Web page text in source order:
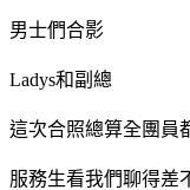
男士們合影
Ladys和副總
這次合照總算全團員
服務生看我們聊得差